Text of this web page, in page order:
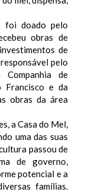
foi doado pelo
obras de
de
pelo
de
Francisco e da
obras da área
a Casa do Mel,
uma das suas
passou de
de governo,
potencial e a
famílias.